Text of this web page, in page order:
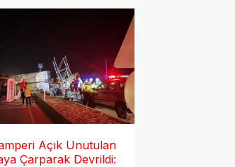
Açık Unutulan
Çarparak Devrildi: